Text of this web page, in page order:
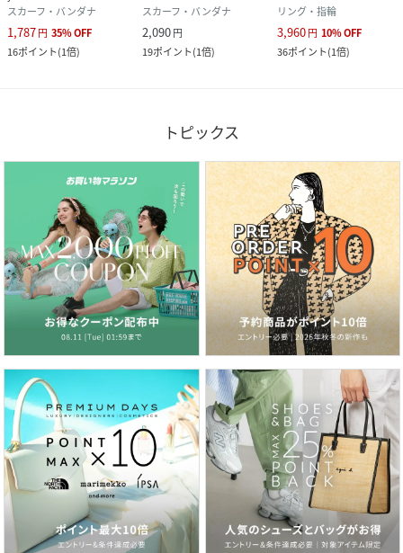
スカーフ・バンダナ
1,787円 35%OFF
16ポイント(1倍)
スカーフ・バンダナ
2,090円
19ポイント(1倍)
リング・指輪
3,960円 10%OFF
36ポイント(1倍)
トピックス